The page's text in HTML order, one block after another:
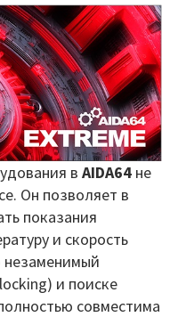
в AIDA64не
Он позволяет в
показания
и скорость
незаменимый
и поиске
совместима